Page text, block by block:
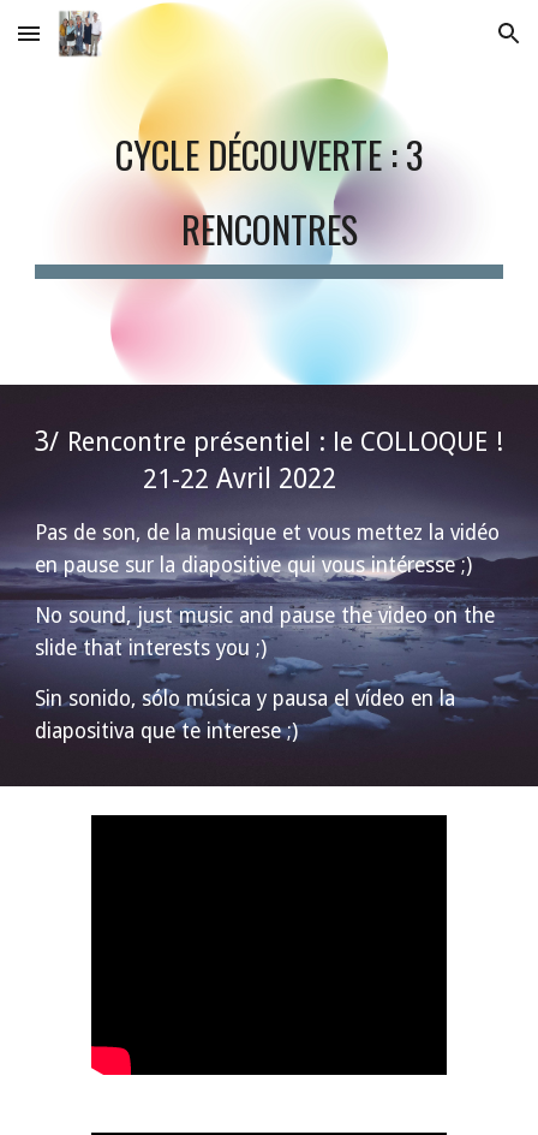
Skip to main content Skip to navigation
CYCLE DÉCOUVERTE : 3
RENCONTRES
3/ Rencontre présentiel : le COLLOQUE !
21-22Avril 2022
Pas de son, de la musique et vous mettez la vidéo
en pause sur la diapositive qui vous intéresse ;)
No sound, just music and pause the video on the
slide that interests you ;)
Sin sonido, sólo música y pausa el vídeo en la
diapositiva que te interese ;)